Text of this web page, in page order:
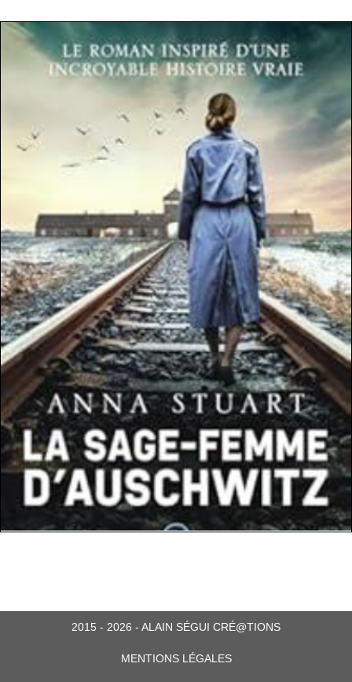
2015 - 2026 - ALAIN SÉGUI CRÉ@TIONS
MENTIONS LÉGALES